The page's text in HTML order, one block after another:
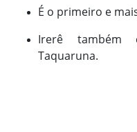
É o primeiro e
Irerê também
Taquaruna.